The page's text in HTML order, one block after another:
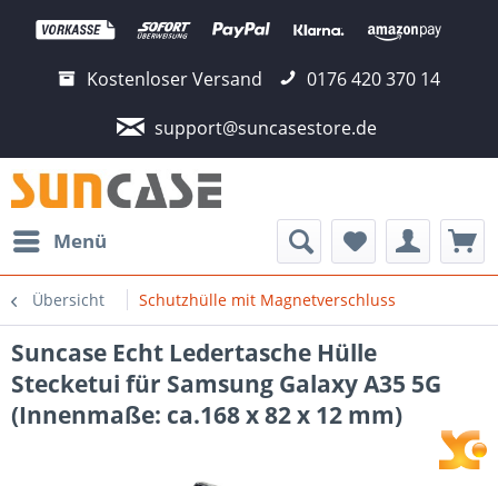
Kostenloser Versand
0176 420 370 14
support@suncasestore.de
Menü
Übersicht Schutzhülle mit Magnetverschluss
Suncase Echt Ledertasche Hülle
Stecketui für Samsung Galaxy A35 5G
(Innenmaße: ca.168 x 82 x 12 mm)